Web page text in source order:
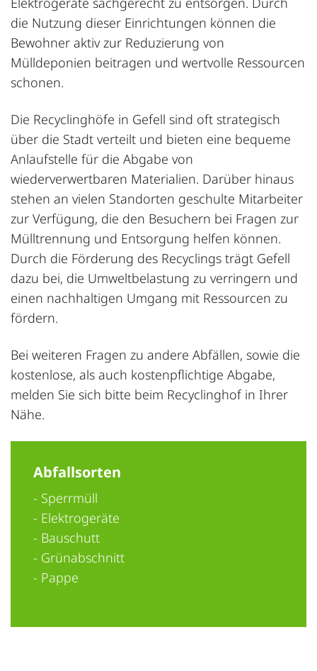
die Nutzung dieser Einrichtungen können die
Bewohner aktiv zur Reduzierung von
Mülldeponien beitragen und wertvolle Ressourcen
schonen.
Die Recyclinghöfe in Gefell sind oft strategisch
über die Stadt verteilt und bieten eine bequeme
Anlaufstelle für die Abgabe von
wiederverwertbaren Materialien. Darüber hinaus
stehen an vielen Standorten geschulte Mitarbeiter
zur Verfügung, die den Besuchern bei Fragen zur
Mülltrennung und Entsorgung helfen können.
Durch die Förderung des Recyclings trägt Gefell
dazu bei, die Umweltbelastung zu verringern und
einen nachhaltigen Umgang mit Ressourcen zu
fördern.
Bei weiteren Fragen zu andere Abfällen, sowie die
kostenlose, als auch kostenpflichtige Abgabe,
melden Sie sich bitte beim Recyclinghof in Ihrer
Nähe.
Abfallsorten
- Sperrmüll
- Elektrogeräte
- Bauschutt
- Grünabschnitt
- Pappe